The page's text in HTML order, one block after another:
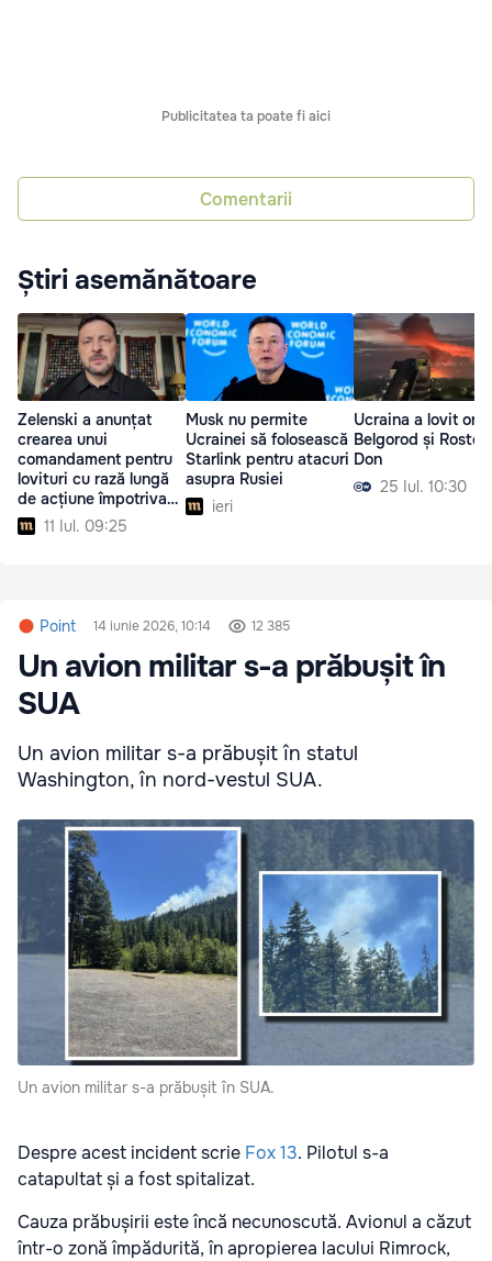
Publicitatea ta poate fi aici
Comentarii
Știri asemănătoare
Zelenski a anunțat
crearea unui
comandament pentru
lovituri cu rază lungă
de acțiune împotriva
Rusiei11 Iul. 09:25
Musk nu permite
Ucrainei să folosească
Starlink pentru atacuri
asupra Rusiei
ieri
Ucraina a lovit
Belgorod și
Don
25 Iul. 10:30
Point 14 iunie 2026, 10:14 12 385
Un avion militar s-a prăbușit în
SUA
Un avion militar s-a prăbușit în statul
Washington, în nord-vestul SUA.
Un avion militar s-a prăbușit în SUA.
Despre acest incident scrie Fox 13. Pilotul s-a
catapultat și a fost spitalizat.
Cauza prăbușirii este încă necunoscută. Avionul a căzut
într-o zonă împădurită, în apropierea lacului Rimrock,